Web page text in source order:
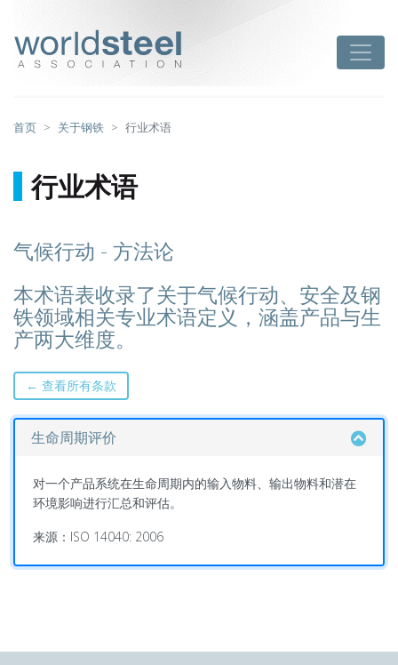
首页 关于钢铁 行业术语
行业术语
气候行动 - 方法论
本术语表收录了关于气候行动、安全及钢
铁领域相关专业术语定义，涵盖产品与生
产两大维度。
← 查看所有条款
生命周期评价
对一个产品系统在生命周期内的输入物料、输出物料和潜在
环境影响进行汇总和评估。
来源：ISO 14040: 2006